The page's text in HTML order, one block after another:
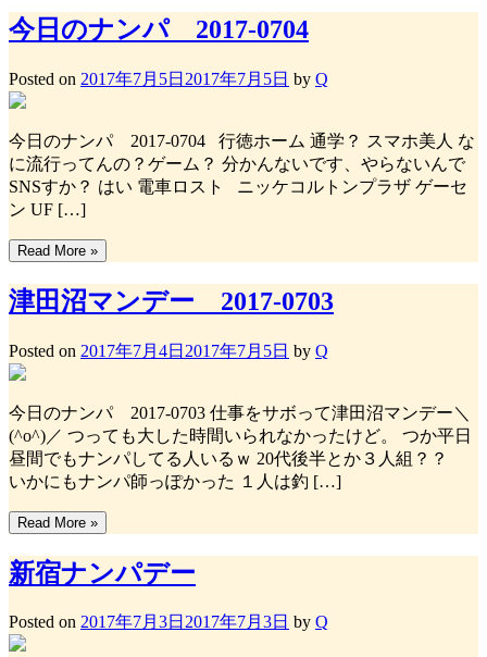
今日のナンパ 2017-0704
Posted on 2017年7月5日 2017年7月5日 by Q
今日のナンパ 2017-0704 行徳ホーム 通学？ スマホ美人 な
に流行ってんの？ゲーム？ 分かんないです、やらないんで
SNSすか？ はい 電車ロスト ニッケコルトンプラザ ゲーセ
ン UF […]
Read More »
津田沼マンデー 2017-0703
Posted on 2017年7月4日 2017年7月5日 by Q
今日のナンパ 2017-0703 仕事をサボって津田沼マンデー＼
(^o^)／ つっても大した時間いられなかったけど。 つか平日
昼間でもナンパしてる人いるｗ 20代後半とか３人組？？
いかにもナンパ師っぽかった １人は釣 […]
Read More »
新宿ナンパデー
Posted on 2017年7月3日 2017年7月3日 by Q